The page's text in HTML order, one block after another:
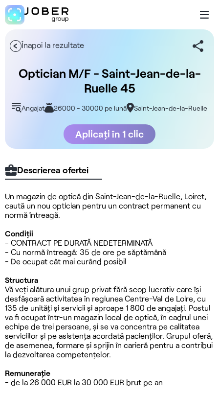
Înapoi la rezultate
Optician M/F - Saint-Jean-de-la-
Ruelle 45
Angajat 26000 - 30000 pe lună Saint-Jean-de-la-Ruelle
Aplicați în 1 clic
Descrierea ofertei
Un magazin de optică din Saint-Jean-de-la-Ruelle, Loiret,
caută un nou optician pentru un contract permanent cu
normă întreagă.
Condiții
- CONTRACT PE DURATĂ NEDETERMINATĂ
- Cu normă întreagă: 35 de ore pe săptămână
- De ocupat cât mai curând posibil
Structura
Vă veți alătura unui grup privat fără scop lucrativ care își
desfășoară activitatea în regiunea Centre-Val de Loire, cu
135 de unități și servicii și aproape 1 800 de angajați. Postul
va fi ocupat într-un magazin local de optică, în cadrul unei
echipe de trei persoane, și se va concentra pe calitatea
serviciilor și pe asistența acordată pacienților. Grupul oferă,
de asemenea, formare și sprijin în carieră pentru a contribui
la dezvoltarea competențelor.
Remunerație
- de la 26 000 EUR la 30 000 EUR brut pe an